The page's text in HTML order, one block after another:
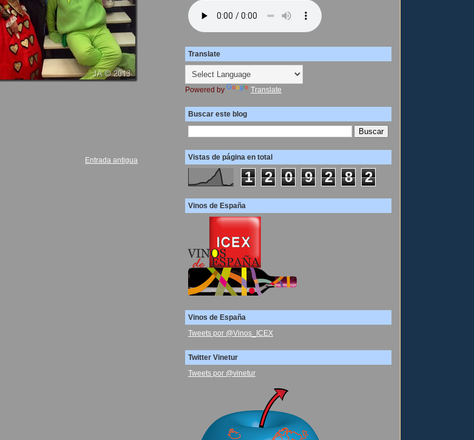
Entrada antigua
Translate
Powered by Translate
Buscar este blog
Vistas de página en total
1 2 0 9 2 8 2
Vinos de España
Vinos de España
Tweets por @Vinos_ICEX
Twitter Vinetur
Tweets por @vinetur